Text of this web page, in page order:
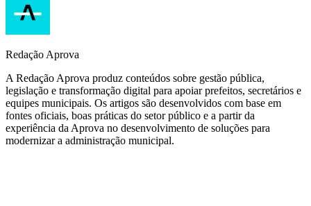
Redação Aprova
A Redação Aprova produz conteúdos sobre gestão pública,
legislação e transformação digital para apoiar prefeitos, secretários e
equipes municipais. Os artigos são desenvolvidos com base em
fontes oficiais, boas práticas do setor público e a partir da
experiência da Aprova no desenvolvimento de soluções para
modernizar a administração municipal.